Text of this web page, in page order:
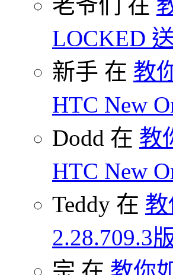
老爷们 在
LOCKED
新手 在 教
HTC New
Dodd 在 教
HTC New
Teddy 在
2.28.709.3